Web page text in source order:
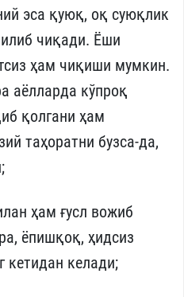
эса қуюқ, оқ суюқлик
чиқади. Ёши
ҳам чиқиши мумкин.
аёлларда кўпроқ
қолгани ҳам
таҳоратни бузса-да,
ҳам ғусл вожиб
ёпишқоқ, ҳидсиз
кетидан келади;